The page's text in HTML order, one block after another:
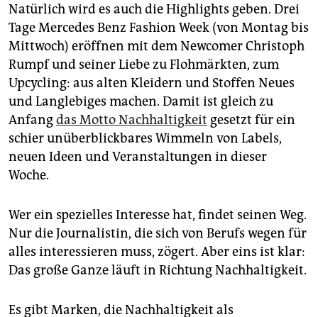
unterstützen
abo
genossenschaft
epaper login
Natürlich wird es auch die Highlights geben. Drei
Tage Mercedes Benz Fashion Week (von Montag bis
Mittwoch) eröffnen mit dem Newcomer Christoph
Rumpf und seiner Liebe zu Flohmärkten, zum
Upcycling: aus alten Kleidern und Stoffen Neues
und Langlebiges machen. Damit ist gleich zu
Anfangdas Motto Nachhaltigkeit gesetzt für ein
schier unüberblickbares Wimmeln von Labels,
neuen Ideen und Veranstaltungen in dieser
Woche.
Wer ein spezielles Interesse hat, findet seinen Weg.
Nur die Journalistin, die sich von Berufs wegen für
alles interessieren muss, zögert. Aber eins ist klar:
Das große Ganze läuft in Richtung Nachhaltigkeit.
Es gibt Marken, die Nachhaltigkeit als